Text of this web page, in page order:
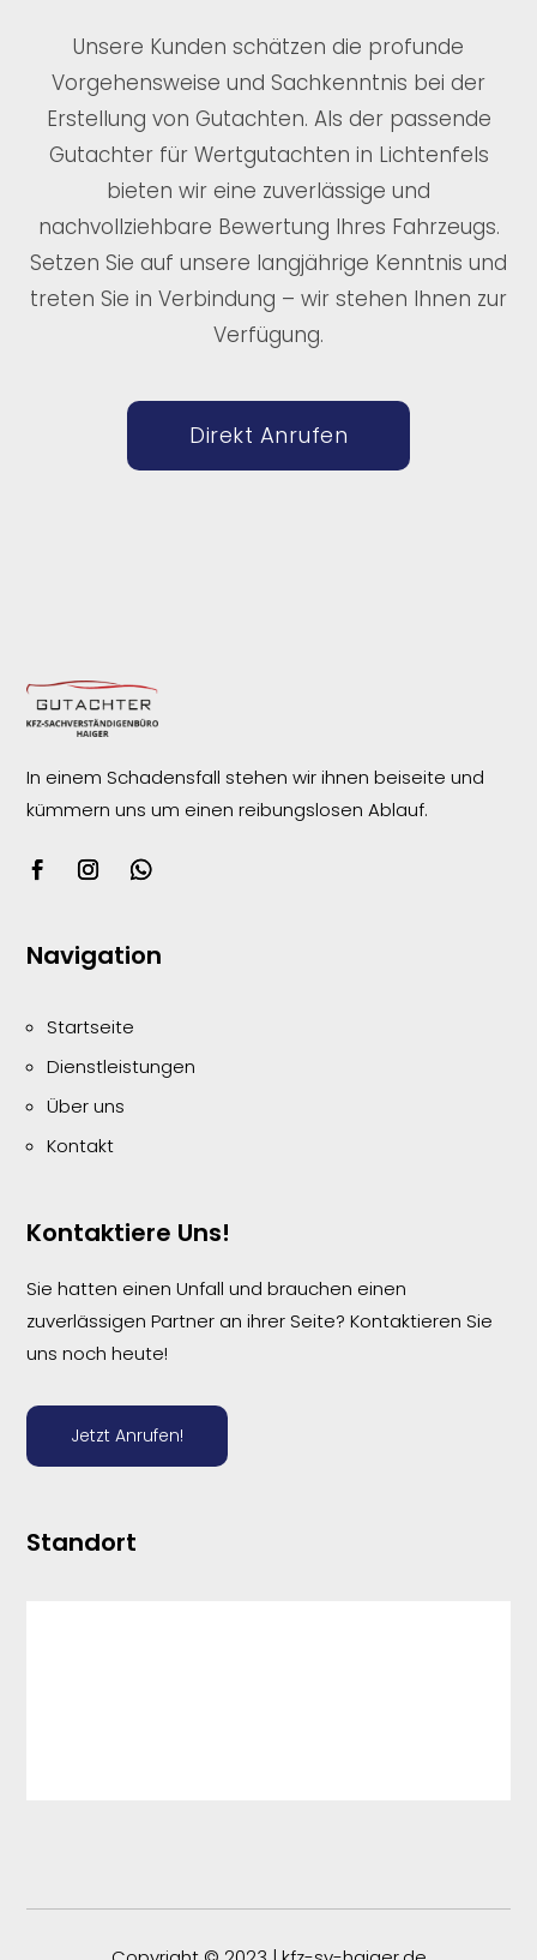
Unsere Kunden schätzen die profunde
Vorgehensweise und Sachkenntnis bei der
Erstellung von Gutachten. Als der passende
Gutachter für Wertgutachten in Lichtenfels
bieten wir eine zuverlässige und
nachvollziehbare Bewertung Ihres Fahrzeugs.
Setzen Sie auf unsere langjährige Kenntnis und
treten Sie in Verbindung – wir stehen Ihnen zur
Verfügung.
Direkt Anrufen
In einem Schadensfall stehen wir ihnen beiseite und
kümmern uns um einen reibungslosenAblauf.
Navigation
Startseite
Dienstleistungen
Über uns
Kontakt
Kontaktiere Uns!
Sie hatten einen Unfall und brauchen einen
zuverlässigen Partner an ihrer Seite? Kontaktieren Sie
uns noch heute!
Jetzt Anrufen!
Standort